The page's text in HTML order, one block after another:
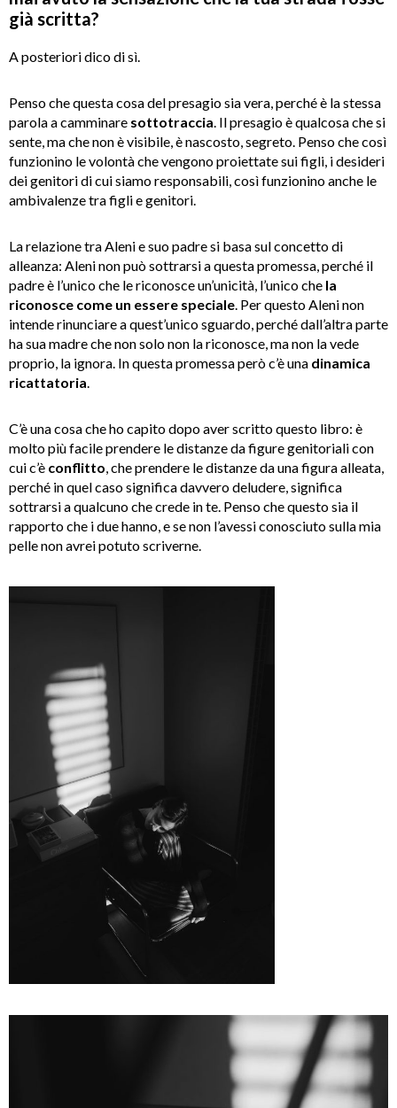
già scritta?
A posteriori dico di sì.
Penso che questa cosa del presagio sia vera, perché è la stessa
parola a camminare sottotraccia. Il presagio è qualcosa che si
sente, ma che non è visibile, è nascosto, segreto. Penso che così
funzionino le volontà che vengono proiettate sui figli, i desideri
dei genitori di cui siamo responsabili, così funzionino anche le
ambivalenze tra figli e genitori.
La relazione tra Aleni e suo padre si basa sul concetto di
alleanza: Aleni non può sottrarsi a questa promessa, perché il
padre è l’unico che le riconosce un’unicità, l’unico che la
riconosce come un essere speciale. Per questo Aleni non
intende rinunciare a quest’unico sguardo, perché dall’altra parte
ha sua madre che non solo non la riconosce, ma non la vede
proprio, la ignora. In questa promessa però c’è una dinamica
ricattatoria.
C’è una cosa che ho capito dopo aver scritto questo libro: è
molto più facile prendere le distanze da figure genitoriali con
cui c’è conflitto, che prendere le distanze da una figura alleata,
perché in quel caso significa davvero deludere, significa
sottrarsi a qualcuno che crede in te. Penso che questo sia il
rapporto che i due hanno, e se non l’avessi conosciuto sulla mia
pelle non avrei potuto scriverne.